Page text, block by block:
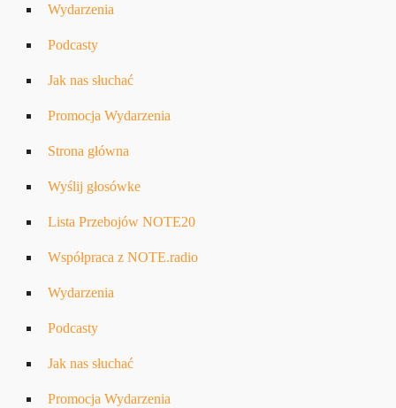
Wydarzenia
Podcasty
Jak nas słuchać
Promocja Wydarzenia
Strona główna
Wyślij głosówke
Lista Przebojów NOTE20
Współpraca z NOTE.radio
Wydarzenia
Podcasty
Jak nas słuchać
Promocja Wydarzenia